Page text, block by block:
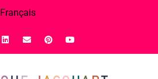
Français